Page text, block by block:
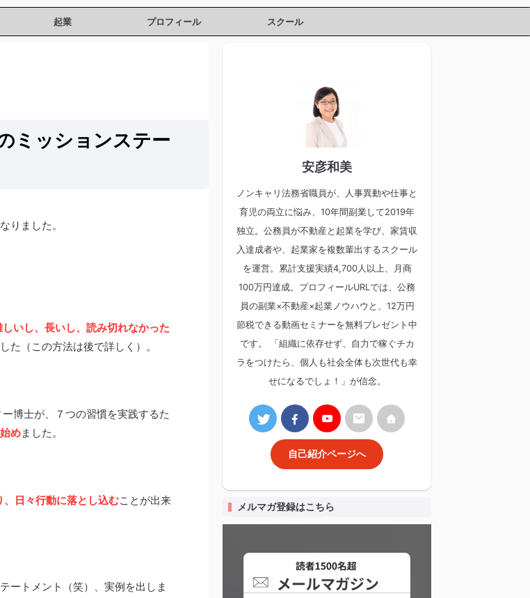
起業 プロフィール スクール
ミッションステー
りました。
いし、長いし、読み切れなかった
た（この方法は後で詳しく）。
博士が、７つの習慣を実践するた
めました。
、日々行動に落とし込むことが出来
ートメント（笑）、実例を出しま
安彦和美
ノンキャリ法務省職員が、人事異動や仕事と
育児の両立に悩み、10年間副業して2019年
独立。公務員が不動産と起業を学び、家賃収
入達成者や、起業家を複数輩出するスクール
を運営。累計支援実績4,700人以上、月商
100万円達成。プロフィールURLでは、公務
員の副業×不動産×起業ノウハウと、12万円
節税できる動画セミナーを無料プレゼント中
です。 「組織に依存せず、自力で稼ぐチカ
ラをつけたら、個人も社会全体も次世代も幸
せになるでしょ！」が信念。
自己紹介ページへ
メルマガ登録はこちら